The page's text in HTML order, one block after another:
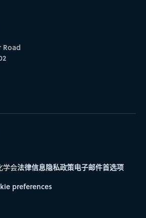
Road
学会法律信息隐私政策电子邮件首选项
preferences